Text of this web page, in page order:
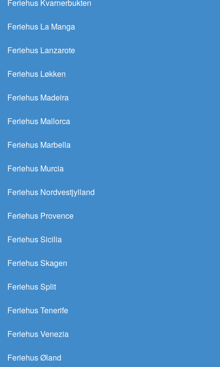
Feriehus Kvarnerbukten
Feriehus La Manga
Feriehus Lanzarote
Feriehus Løkken
Feriehus Madeira
Feriehus Mallorca
Feriehus Marbella
Feriehus Murcia
Feriehus Nordvestjylland
Feriehus Provence
Feriehus Sicilia
Feriehus Skagen
Feriehus Split
Feriehus Tenerife
Feriehus Venezia
Feriehus Øland